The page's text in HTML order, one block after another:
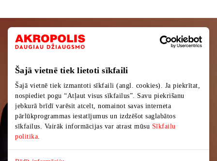
Šajā vietnē tiek lietoti sīkfaili
Šajā vietnē tiek izmantoti sīkfaili (angl. cookies). Ja piekrītat,
nospiediet pogu “Atļaut visus sīkfailus”. Savu piekrišanu
jebkurā brīdī varēsit atcelt, nomainot savas interneta
pārlūkprogrammas iestatījumus un izdzēšot saglabātos
sīkfailus. Vairāk informācijas var atrast mūsu Sīkfailu
politika.
Подписывайтесь на рассылку
Узнайте первыми о лучших предложениях,
мероприятиях и самой свежей информации от
торгового центра AKROPOLIS.